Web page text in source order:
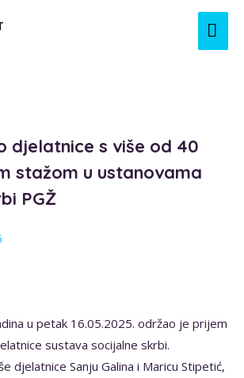
djelatnice s više od 40
stažom u ustanovama
PGŽ
u petak 16.05.2025. održao je prijem
sustava socijalne skrbi.
djelatnice Sanju Galina i Maricu Stipetić,